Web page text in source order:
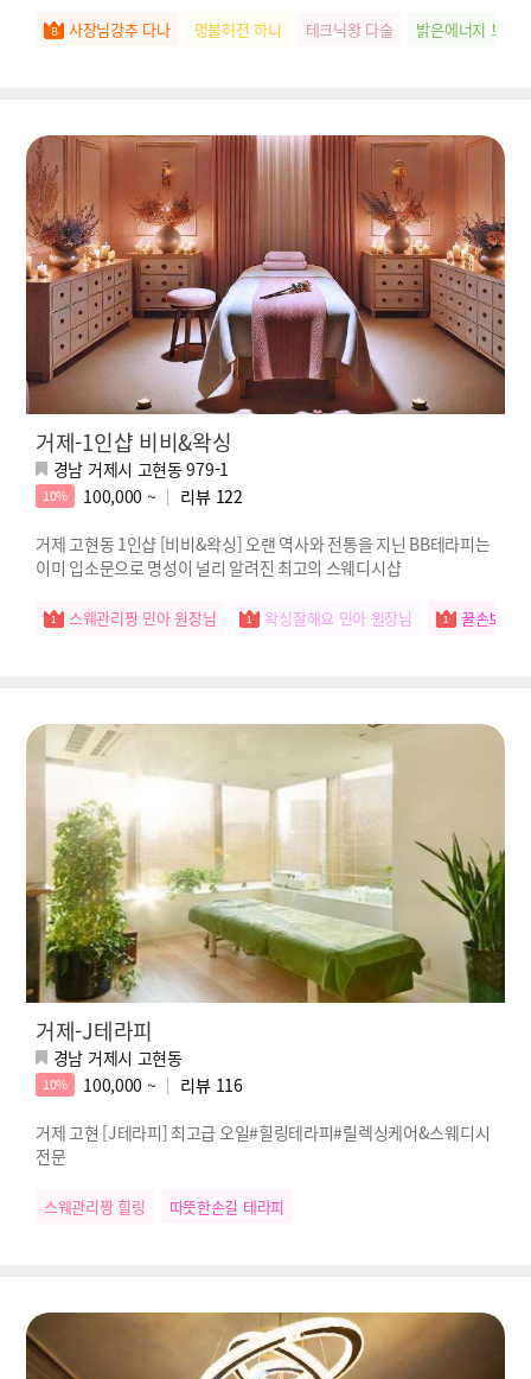
사장님강추 다나 명불허전 하니 테크닉왕 다슬 밝은에너지 보브
거제-1인샵 비비&왁싱
경남 거제시 고현동 979-1
10% 100,000 ~ 리뷰 122
거제 고현동 1인샵 [비비&왁싱] 오랜 역사와 전통을 지닌 BB테라피는
이미 입소문으로 명성이 널리 알려진 최고의 스웨디시샵
스웨관리짱 민아 원장님 왁싱잘해요 민아 원장님 꿀손보유
거제-J테라피
경남 거제시 고현동
10% 100,000 ~ 리뷰 116
거제 고현 [J테라피] 최고급 오일#힐링테라피#릴렉싱케어&스웨디시
전문
스웨관리짱 힐링 따뜻한손길 테라피